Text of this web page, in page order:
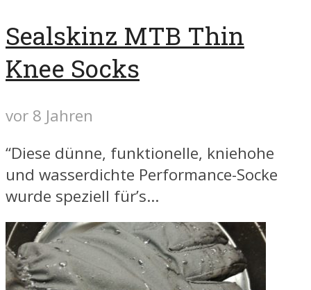
Sealskinz MTB Thin
Knee Socks
vor 8 Jahren
“Diese dünne, funktionelle, kniehohe
und wasserdichte Performance-Socke
wurde speziell für’s...